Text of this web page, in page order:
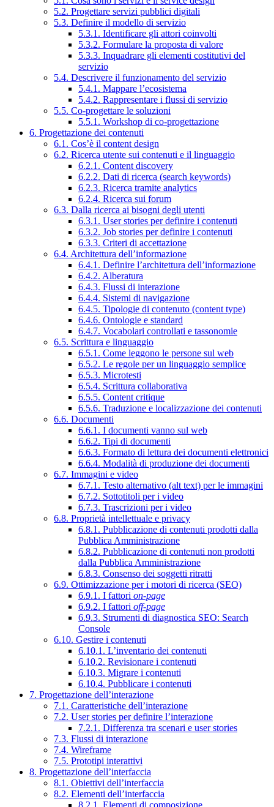
5.2. Progettare servizi pubblici digitali
5.3. Definire il modello di servizio
5.3.1. Identificare gli attori coinvolti
5.3.2. Formulare la proposta di valore
5.3.3. Inquadrare gli elementi costitutivi del
servizio
5.4. Descrivere il funzionamento del servizio
5.4.1. Mappare l’ecosistema
5.4.2. Rappresentare i flussi di servizio
5.5. Co-progettare le soluzioni
5.5.1. Workshop di co-progettazione
6. Progettazione dei contenuti
6.1. Cos’è il content design
6.2. Ricerca utente sui contenuti e il linguaggio
6.2.1. Content discovery
6.2.2. Dati di ricerca (search keywords)
6.2.3. Ricerca tramite analytics
6.2.4. Ricerca sui forum
6.3. Dalla ricerca ai bisogni degli utenti
6.3.1. User stories per definire i contenuti
6.3.2. Job stories per definire i contenuti
6.3.3. Criteri di accettazione
6.4. Architettura dell’informazione
6.4.1. Definire l’architettura dell’informazione
6.4.2. Alberatura
6.4.3. Flussi di interazione
6.4.4. Sistemi di navigazione
6.4.5. Tipologie di contenuto (content type)
6.4.6. Ontologie e standard
6.4.7. Vocabolari controllati e tassonomie
6.5. Scrittura e linguaggio
6.5.1. Come leggono le persone sul web
6.5.2. Le regole per un linguaggio semplice
6.5.3. Microtesti
6.5.4. Scrittura collaborativa
6.5.5. Content critique
6.5.6. Traduzione e localizzazione dei contenuti
6.6. Documenti
6.6.1. I documenti vanno sul web
6.6.2. Tipi di documenti
6.6.3. Formato di lettura dei documenti elettronici
6.6.4. Modalità di produzione dei documenti
6.7. Immagini e video
6.7.1. Testo alternativo (alt text) per le immagini
6.7.2. Sottotitoli per i video
6.7.3. Trascrizioni per i video
6.8. Proprietà intellettuale e privacy
6.8.1. Pubblicazione di contenuti prodotti dalla
Pubblica Amministrazione
6.8.2. Pubblicazione di contenuti non prodotti
dalla Pubblica Amministrazione
6.8.3. Consenso dei soggetti ritratti
6.9. Ottimizzazione per i motori di ricerca (SEO)
6.9.1. I fattori on-page
6.9.2. I fattori off-page
6.9.3. Strumenti di diagnostica SEO: Search
Console
6.10. Gestire i contenuti
6.10.1. L’inventario dei contenuti
6.10.2. Revisionare i contenuti
6.10.3. Migrare i contenuti
6.10.4. Pubblicare i contenuti
7. Progettazione dell’interazione
7.1. Caratteristiche dell’interazione
7.2. User stories per definire l’interazione
7.2.1. Differenza tra scenari e user stories
7.3. Flussi di interazione
7.4. Wireframe
7.5. Prototipi interattivi
8. Progettazione dell’interfaccia
8.1. Obiettivi dell’interfaccia
8.2. Elementi dell’interfaccia
8.2.1. Elementi di composizione